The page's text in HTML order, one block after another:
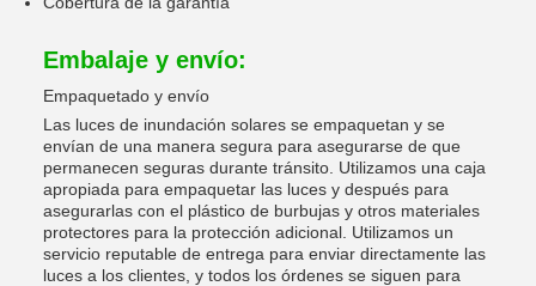
Embalaje y envío:
Empaquetado y envío
Las luces de inundación solares se empaquetan y se
envían de una manera segura para asegurarse de que
permanecen seguras durante tránsito. Utilizamos una caja
apropiada para empaquetar las luces y después para
asegurarlas con el plástico de burbujas y otros materiales
protectores para la protección adicional. Utilizamos un
servicio reputable de entrega para enviar directamente las
luces a los clientes, y todos los órdenes se siguen para